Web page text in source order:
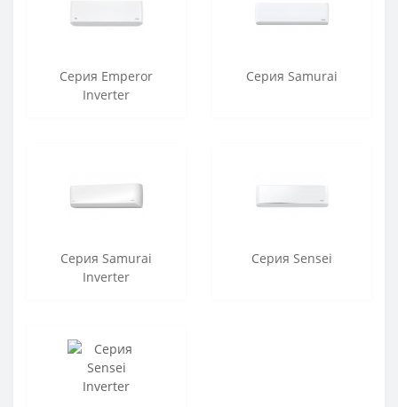
Серия Emperor
Inverter
Серия Samurai
Серия Samurai
Inverter
Серия Sensei